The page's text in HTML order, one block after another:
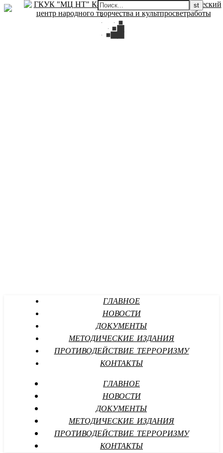
ГЛАВНОЕ
НОВОСТИ
ДОКУМЕНТЫ
МЕТОДИЧЕСКИЕ ИЗДАНИЯ
ПРОТИВОДЕЙСТВИЕ ТЕРРОРИЗМУ
КОНТАКТЫ
ГЛАВНОЕ
НОВОСТИ
ДОКУМЕНТЫ
МЕТОДИЧЕСКИЕ ИЗДАНИЯ
ПРОТИВОДЕЙСТВИЕ ТЕРРОРИЗМУ
КОНТАКТЫ